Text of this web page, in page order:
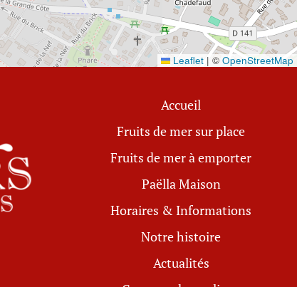
Leaflet | © OpenStreetMap
Accueil
Fruits de mer sur place
Fruits de mer à emporter
Paëlla Maison
Horaires & Informations
Notre histoire
Actualités